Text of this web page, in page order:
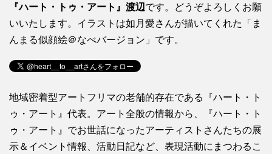
『ハート・トゥ・アート』渡辺です。どうぞよろしくお願
いいたします。イラストは如月愛さんが描いてくれた「ま
んまる似顔絵＠なべバージョン」です。
地域密着型アートフリマの老舗的存在である『ハート・ト
ゥ・アート』代表。アート全般の情報から、『ハート・ト
ゥ・アート』でお世話になったアーティストさんたちの展
示＆イベント情報、活動日記など、表現活動にまつわるこ